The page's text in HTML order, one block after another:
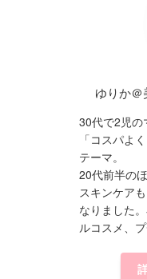
ゆりか
30代で2児の
「コスパよ
テーマ。
20代前半の
スキンケア
なりました
ルコスメ、